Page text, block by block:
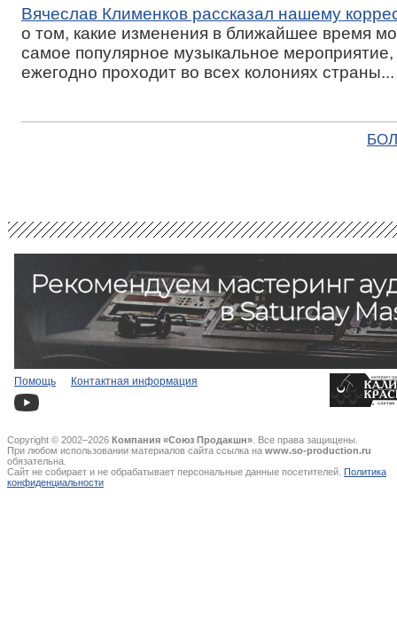
Вячеслав Клименков рассказал нашему
о том, какие изменения в ближайшее время
самое популярное музыкальное мероприятие,
ежегодно проходит во всех колониях страны...
Помощь Контактная информация
Copyright © 2002–2026 Компания «Союз Продакшн» . Все права защищены.
При любом использовании материалов сайта ссылка на www.so-production.ru
обязательна.
Сайт не собирает и не обрабатывает персональные данные посетителей. Политика
конфиденциальности